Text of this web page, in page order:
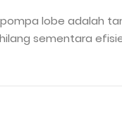
lobe adalah
sementara